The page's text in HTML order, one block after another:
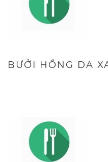
BƯỞI HỒNG DA